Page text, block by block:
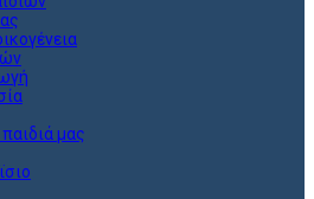
μας